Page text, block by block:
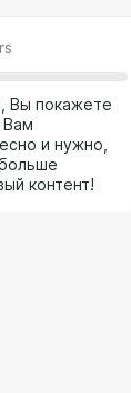
Вы покажете
Вам
и нужно,
контент!